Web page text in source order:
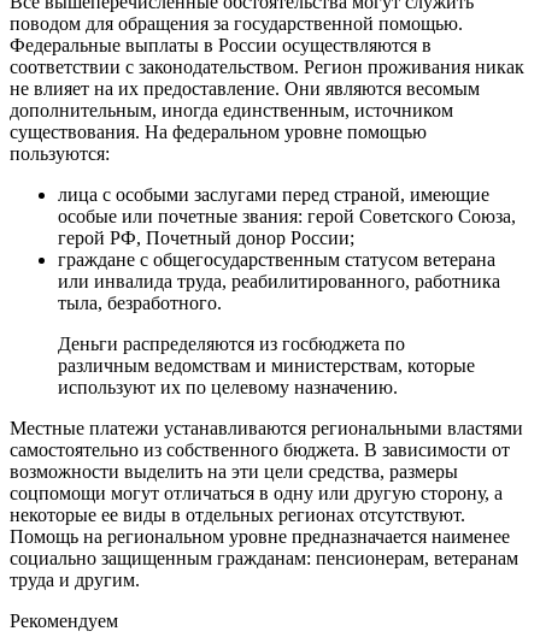
поводом для обращения за государственной помощью.
Федеральные выплаты в России осуществляются в
соответствии с законодательством. Регион проживания никак
не влияет на их предоставление. Они являются весомым
дополнительным, иногда единственным, источником
существования. На федеральном уровне помощью
пользуются:
лица с особыми заслугами перед страной, имеющие
особые или почетные звания: герой Советского Союза,
герой РФ, Почетный донор России;
граждане с общегосударственным статусом ветерана
или инвалида труда, реабилитированного, работника
тыла, безработного.
Деньги распределяются из госбюджета по
различным ведомствам и министерствам, которые
используют их по целевому назначению.
Местные платежи устанавливаются региональными властями
самостоятельно из собственного бюджета. В зависимости от
возможности выделить на эти цели средства, размеры
соцпомощи могут отличаться в одну или другую сторону, а
некоторые ее виды в отдельных регионах отсутствуют.
Помощь на региональном уровне предназначается наименее
социально защищенным гражданам: пенсионерам, ветеранам
труда и другим.
Рекомендуем